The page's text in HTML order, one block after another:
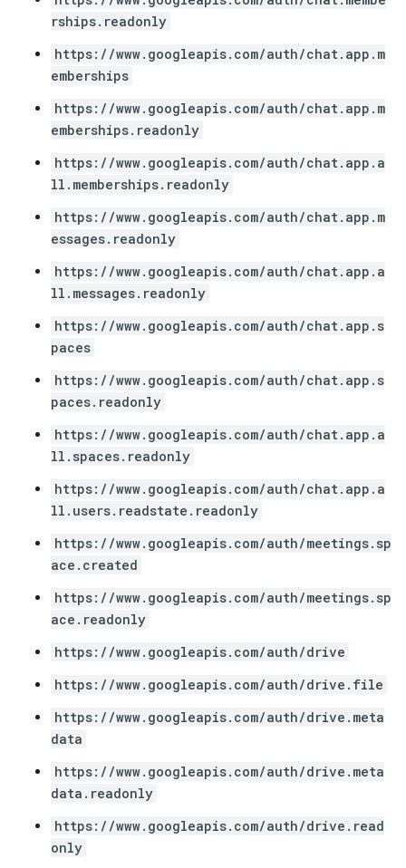
rships.readonly
https://www.googleapis.com/auth/chat.app.m
emberships
https://www.googleapis.com/auth/chat.app.m
emberships.readonly
https://www.googleapis.com/auth/chat.app.a
ll.memberships.readonly
https://www.googleapis.com/auth/chat.app.m
essages.readonly
https://www.googleapis.com/auth/chat.app.a
ll.messages.readonly
https://www.googleapis.com/auth/chat.app.s
paces
https://www.googleapis.com/auth/chat.app.s
paces.readonly
https://www.googleapis.com/auth/chat.app.a
ll.spaces.readonly
https://www.googleapis.com/auth/chat.app.a
ll.users.readstate.readonly
https://www.googleapis.com/auth/meetings.sp
ace.created
https://www.googleapis.com/auth/meetings.sp
ace.readonly
https://www.googleapis.com/auth/drive
https://www.googleapis.com/auth/drive.file
https://www.googleapis.com/auth/drive.meta
data
https://www.googleapis.com/auth/drive.meta
data.readonly
https://www.googleapis.com/auth/drive.read
only